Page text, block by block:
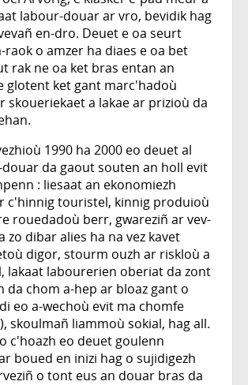
labour-douar ar vro, bevidik hag
en-dro. Deuet e oa seurt
raok o amzer ha diaes e oa bet
rak ne oa ket bras entan an
glotent ket gant marc'hadoù
skoueriekaet a lakae ar prizioù da
1990 ha 2000 eo deuet al
da gaout souten an holl evit
: liesaat an ekonomiezh
c'hinnig touristel, kinnig produioù
rouedadoù berr, gwareziñ ar vev-
zo dibar alies ha na vez kavet
digor, stourm ouzh ar riskloù a
lakaat labourerien oberiat da zont
da chom a-hep ar bloaz gant o
eo a-wechoù evit ma chomfe
skoulmañ liammoù sokial, hag all.
c'hoazh eo deuet goulenn
boued en inizi hag o sujidigezh
o tont eus an douar bras da